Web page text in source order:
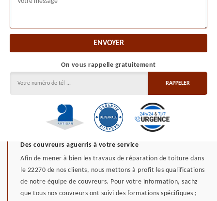
On vous rappelle gratuitement
Des couvreurs aguerris à votre service
Afin de mener à bien les travaux de réparation de toiture dans
le 22270 de nos clients, nous mettons à profit les qualifications
de notre équipe de couvreurs. Pour votre information, sachz
que tous nos couvreurs ont suivi des formations spécifiques ;